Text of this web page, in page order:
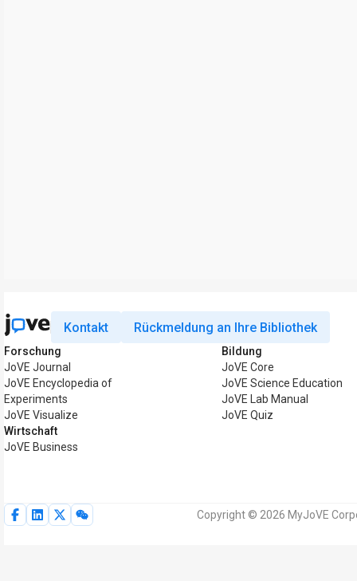
Kontakt Rückmeldung an Ihre Bibliothek
Forschung
JoVE Journal
JoVE Encyclopedia of
Experiments
JoVE Visualize
Wirtschaft
JoVE Business
Bildung
JoVE Core
JoVE Science Education
JoVE Lab Manual
JoVE Quiz
Copyright © 2026 MyJoVE